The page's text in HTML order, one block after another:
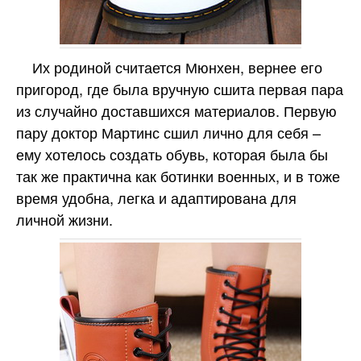
Их родиной считается Мюнхен, вернее его
пригород, где была вручную сшита первая пара
из случайно доставшихся материалов. Первую
пару доктор Мартинс сшил лично для себя –
ему хотелось создать обувь, которая была бы
так же практична как ботинки военных, и в тоже
время удобна, легка и адаптирована для
личной жизни.